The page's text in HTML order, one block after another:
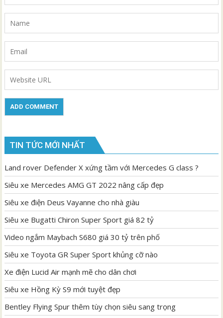
TIN TỨC MỚI NHẤT
Land rover Defender X xứng tầm với Mercedes G class ?
Siêu xe Mercedes AMG GT 2022 nâng cấp đẹp
Siêu xe điện Deus Vayanne cho nhà giàu
Siêu xe Bugatti Chiron Super Sport giá 82 tỷ
Video ngắm Maybach S680 giá 30 tỷ trên phố
Siêu xe Toyota GR Super Sport khủng cỡ nào
Xe điện Lucid Air mạnh mẽ cho dân chơi
Siêu xe Hồng Kỳ S9 mới tuyệt đẹp
Bentley Flying Spur thêm tùy chọn siêu sang trọng